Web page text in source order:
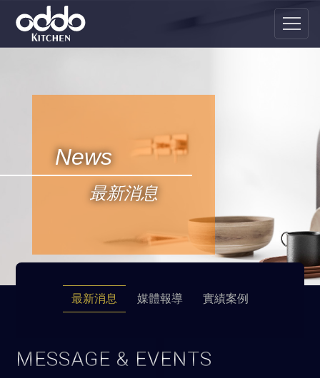
News
最新消息
最新消息 媒體報導 實績案例
MESSAGE & EVENTS